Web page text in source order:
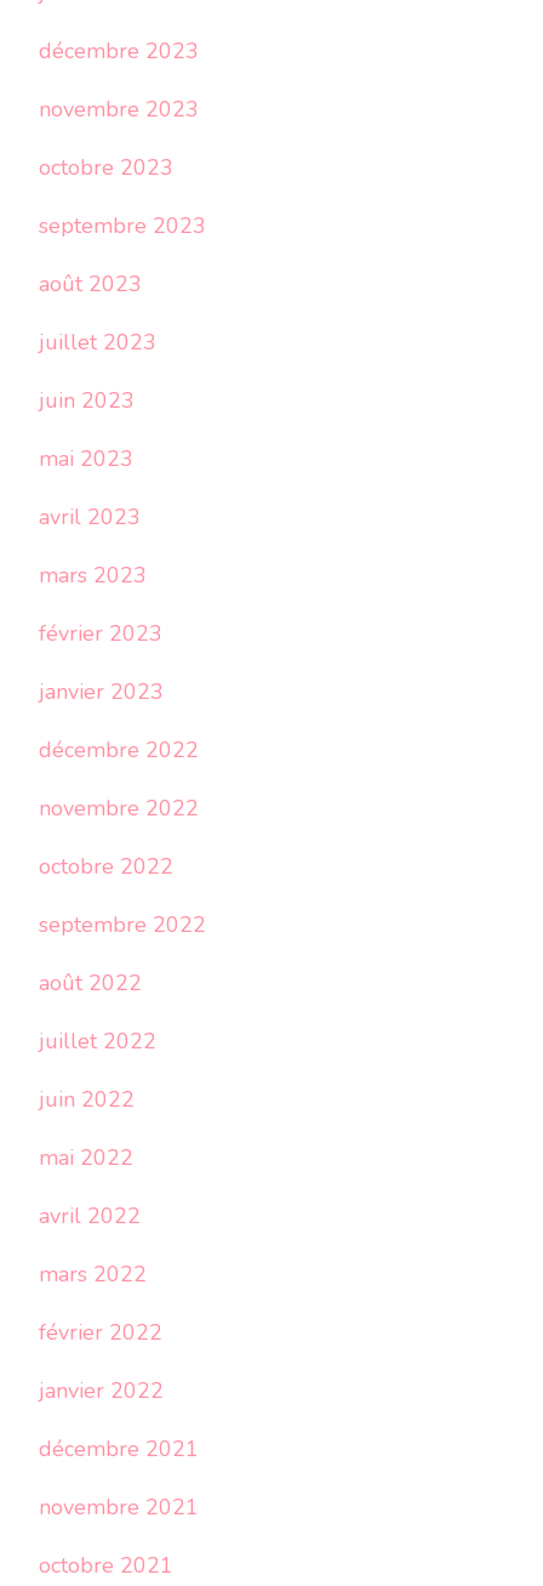
décembre 2023
novembre 2023
octobre 2023
septembre 2023
août 2023
juillet 2023
juin 2023
mai 2023
avril 2023
mars 2023
février 2023
janvier 2023
décembre 2022
novembre 2022
octobre 2022
septembre 2022
août 2022
juillet 2022
juin 2022
mai 2022
avril 2022
mars 2022
février 2022
janvier 2022
décembre 2021
novembre 2021
octobre 2021